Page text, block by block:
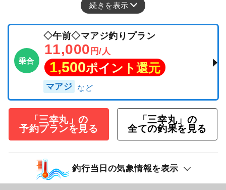
続きを表示
乗合
◇午前◇マアジ釣りプラン
11,000 円/人
1,500ポイント還元
マアジ
「三幸丸」の
予約プランを見る
「三幸丸」の
全ての釣果を見る
釣行当日の気象情報を表示